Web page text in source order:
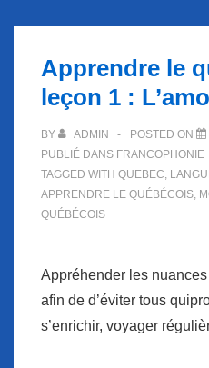
Apprendre le
leçon 1 :
BY ADMIN POSTED ON
PUBLIÉ DANS FRANCOPHONIE
TAGGED WITH QUEBEC,
APPRENDRE LE QUÉBÉCOIS,
QUÉBÉCOIS
Appréhender les
afin de d’éviter tous
s’enrichir, voyager